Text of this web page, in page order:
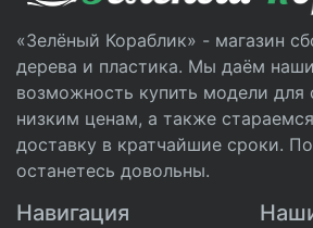
«Зелёный Кораблик» - магазин
дерева и пластика. Мы даём
возможность купить модели
низким ценам, а также
доставку в кратчайшие сроки.
останетесь довольны.
Навигация